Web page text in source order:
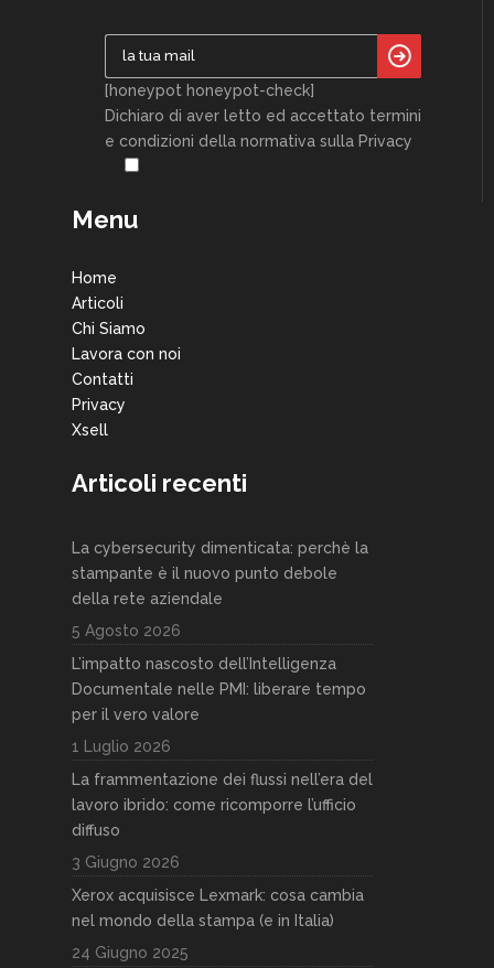
[honeypot honeypot-check]
Dichiaro di aver letto ed accettato termini
e condizioni della normativa sulla Privacy
Menu
Home
Articoli
Chi Siamo
Lavora con noi
Contatti
Privacy
Xsell
Articoli recenti
La cybersecurity dimenticata: perchè la
stampante è il nuovo punto debole
della rete aziendale
5 Agosto 2026
L’impatto nascosto dell’Intelligenza
Documentale nelle PMI: liberare tempo
per il vero valore
1 Luglio 2026
La frammentazione dei flussi nell’era del
lavoro ibrido: come ricomporre l’ufficio
diffuso
3 Giugno 2026
Xerox acquisisce Lexmark: cosa cambia
nel mondo della stampa (e in Italia)
24 Giugno 2025